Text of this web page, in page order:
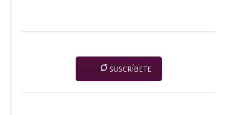
SUSCRÍBETE